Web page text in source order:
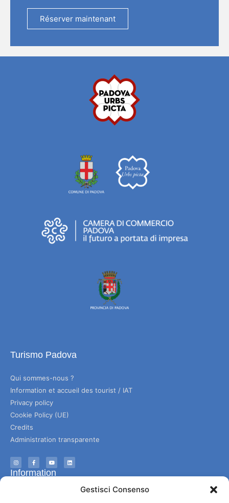
Gestisci Consenso
Réserver maintenant
Turismo Padova
Qui sommes-nous ?
Information et accueil des tourist / IAT
Privacy policy
Cookie Policy (UE)
Credits
Administration transparente
Information